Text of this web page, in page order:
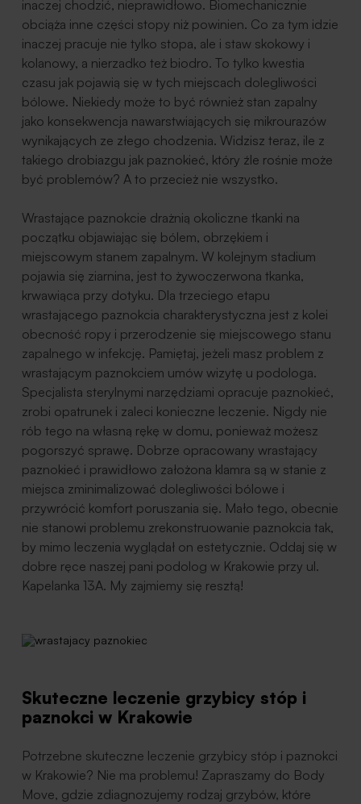
inaczej chodzić, nieprawidłowo. Biomechanicznie
obciąża inne części stopy niż powinien. Co za tym idzie
inaczej pracuje nie tylko stopa, ale i staw skokowy i
kolanowy, a nierzadko też biodro. To tylko kwestia
czasu jak pojawią się w tych miejscach dolegliwości
bólowe. Niekiedy może to być również stan zapalny
jako konsekwencja nawarstwiających się mikrourazów
wynikających ze złego chodzenia. Widzisz teraz, ile z
takiego drobiazgu jak paznokieć, który źle rośnie może
być problemów? A to przecież nie wszystko.
Wrastające paznokcie drażnią okoliczne tkanki na
początku objawiając się bólem, obrzękiem i
miejscowym stanem zapalnym. W kolejnym stadium
pojawia się ziarnina, jest to żywoczerwona tkanka,
krwawiąca przy dotyku. Dla trzeciego etapu
wrastającego paznokcia charakterystyczna jest z kolei
obecność ropy i przerodzenie się miejscowego stanu
zapalnego w infekcję. Pamiętaj, jeżeli masz problem z
wrastającym paznokciem umów wizytę u podologa.
Specjalista sterylnymi narzędziami opracuje paznokieć,
zrobi opatrunek i zaleci konieczne leczenie. Nigdy nie
rób tego na własną rękę w domu, ponieważ możesz
pogorszyć sprawę. Dobrze opracowany wrastający
paznokieć i prawidłowo założona klamra są w stanie z
miejsca zminimalizować dolegliwości bólowe i
przywrócić komfort poruszania się. Mało tego, obecnie
nie stanowi problemu zrekonstruowanie paznokcia tak,
by mimo leczenia wyglądał on estetycznie. Oddaj się w
dobre ręce naszej pani podolog w Krakowie przy ul.
Kapelanka 13A. My zajmiemy się resztą!
Skuteczne leczenie grzybicy stóp i
paznokci w Krakowie
Potrzebne skuteczne leczenie grzybicy stóp i paznokci
w Krakowie? Nie ma problemu! Zapraszamy do Body
Move, gdzie zdiagnozujemy rodzaj grzybów, które